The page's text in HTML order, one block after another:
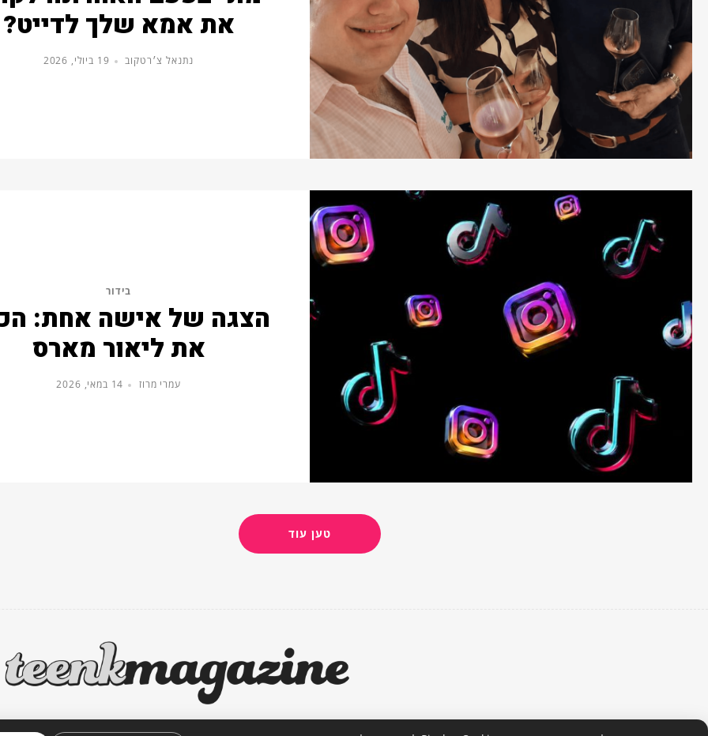
את אמא שלך לדייט?
נתנאל צ׳רטקוב 19 ביולי, 2026
בידור
הצגה של אישה אחת:
את ליאור מארס
עמרי מרוז 14 במאי, 2026
טען עוד